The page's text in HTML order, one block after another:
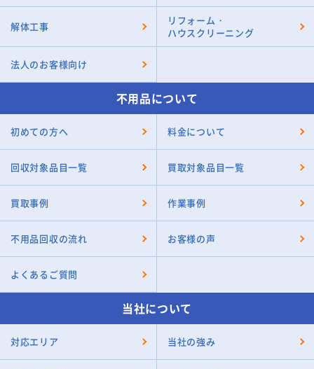
解体工事
リフォーム・
ハウスクリーニング
法人のお客様向け
不用品について
初めての方へ 料金について
回収対象品目一覧 買取対象品目一覧
買取事例 作業事例
不用品回収の流れ お客様の声
よくあるご質問
当社について
対応エリア 当社の強み